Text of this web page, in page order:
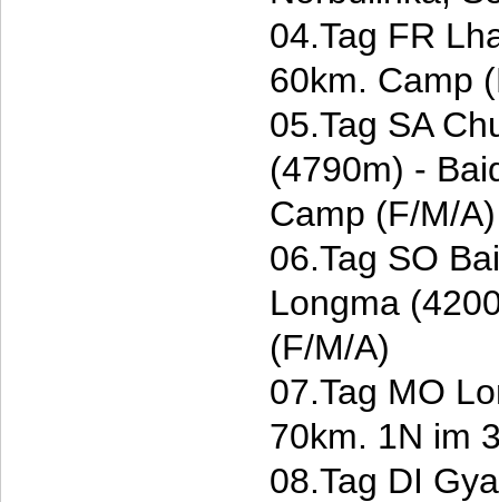
04.Tag FR
60km. Camp
05.Tag SA
(4790m) -
Camp (F/M/A)
06.Tag SO
Longma
(F/M/A)
07.Tag MO
70km. 1N im
08.Tag DI